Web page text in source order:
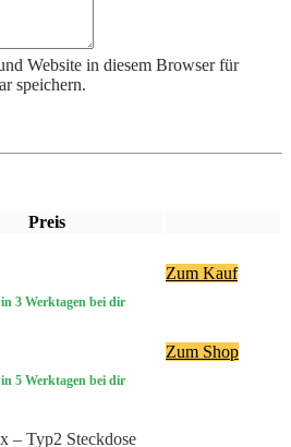
Website in diesem Browser für
speichern.
Preis
3 Werktagen bei dir
Zum Kauf
5 Werktagen bei dir
Zum Shop
– Typ2 Steckdose